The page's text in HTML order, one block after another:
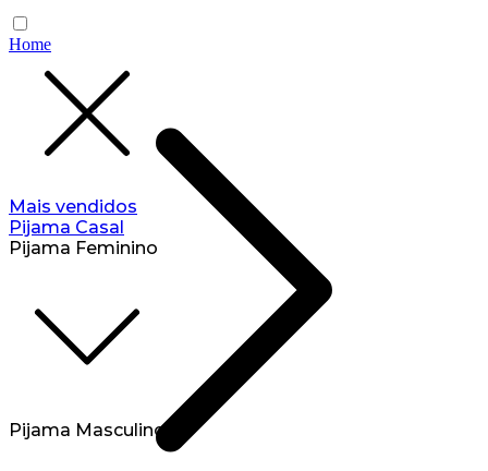
Mais vendidos
Pijama Casal
Pijama Feminino
Pijama Masculino
Home